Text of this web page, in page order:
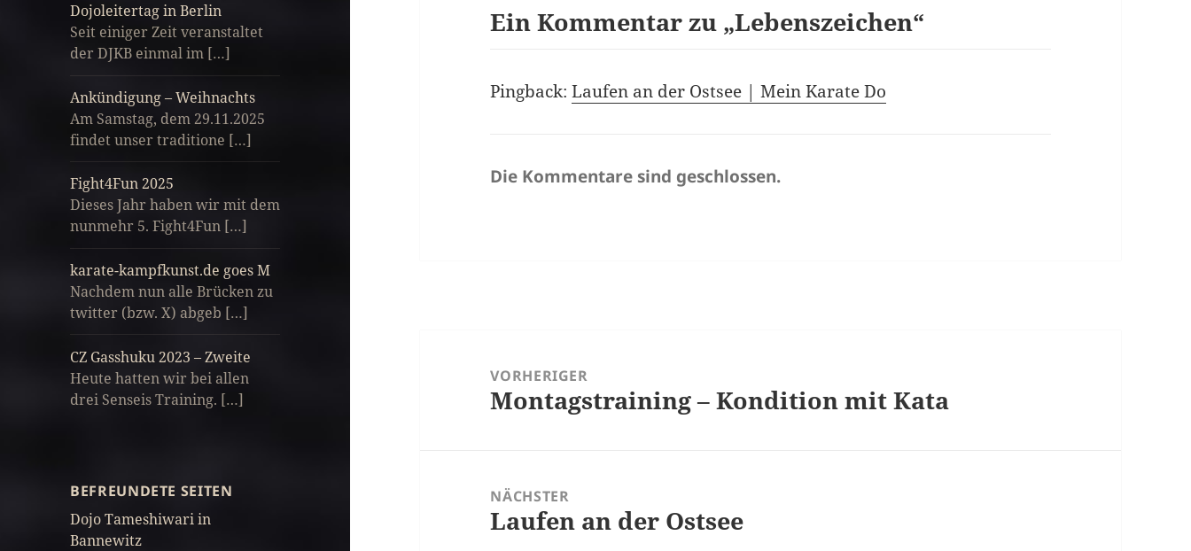
Dojoleitertag in Berlin
Seit einiger Zeit veranstaltet
der DJKB einmal im […]
Ankündigung – Weihnachts
Am Samstag, dem 29.11.2025
findet unser traditione […]
Fight4Fun 2025
Dieses Jahr haben wir mit dem
nunmehr 5. Fight4Fun […]
karate-kampfkunst.de goes M
Nachdem nun alle Brücken zu
twitter (bzw. X) abgeb […]
CZ Gasshuku 2023 – Zweite
Heute hatten wir bei allen
drei Senseis Training. […]
BEFREUNDETE SEITEN
Dojo Tameshiwari in
Bannewitz
Ein Kommentar zu „Lebenszeichen“
Pingback:Laufen an der Ostsee | Mein Karate Do
Die Kommentare sind geschlossen.
VORHERIGER
Vorheriger
Montagstraining – Kondition mit Kata
NÄCHSTER
Nächster
Laufen an der Ostsee